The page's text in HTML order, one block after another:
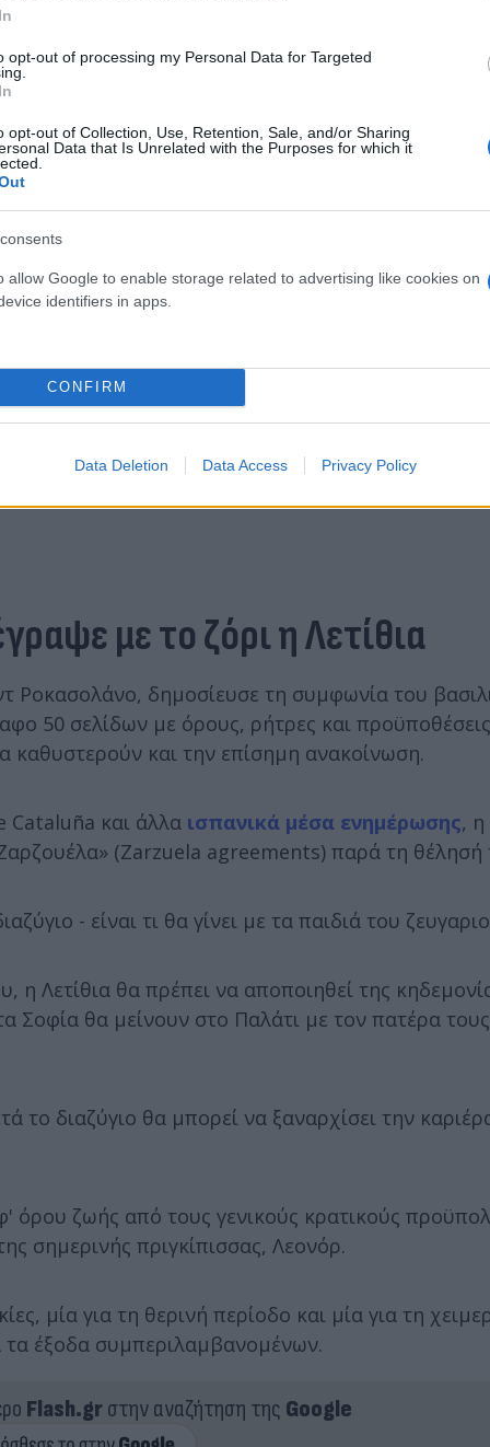
opt-out of processing my Personal Data for Targeted
opt-out of Collection, Use, Retention, Sale, and/or Sharing
Data that Is Unrelated with the Purposes for which it
allow Google to enable storage related to advertising like cookies on
identifiers in apps.
CONFIRM
Data Deletion Data Access Privacy Policy
και η 16χρονη Ινφάντα Σοφία δεν μένουν
μήνες, ο βασίλιάς Φελίπε μίλησε με τις κόρες
είναι χωρισμένοι, ότι δεν αγαπιούνται πια και
με το ζόρι η Λετίθια
Ροκασολάνο, δημοσίευσε τη συμφωνία του
50 σελίδων με όρους, ρήτρες και
καθυστερούν και την επίσημη ανακοίνωση.
Cataluña και άλλα ισπανικά μέσα ενημέρωσης, η
(Zarzuela agreements) παρά τη θέλησή
- είναι τι θα γίνει με τα παιδιά του
η Λετίθια θα πρέπει να αποποιηθεί της
Σοφία θα μείνουν στο Παλάτι με τον πατέρα
το διαζύγιο θα μπορεί να ξαναρχίσει την
όρου ζωής από τους γενικούς κρατικούς
σημερινής πριγκίπισσας, Λεονόρ.
μία για τη θερινή περίοδο και μία για τη
έξοδα συμπεριλαμβανομένων.
Flash.grστην αναζήτηση της Google